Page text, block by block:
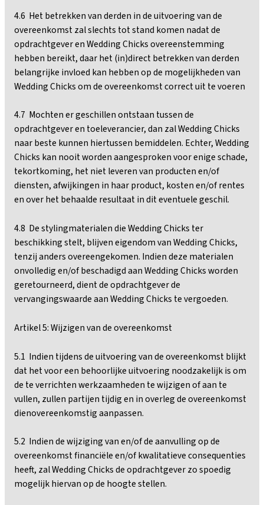
4.6 Het betrekken van derden in de uitvoering van de
overeenkomst zal slechts tot stand komen nadat de
opdrachtgever en Wedding Chicks overeenstemming
hebben bereikt, daar het (in)direct betrekken van derden
belangrijke invloed kan hebben op de mogelijkheden van
Wedding Chicks om de overeenkomst correct uit te voeren
4.7 Mochten er geschillen ontstaan tussen de
opdrachtgever en toeleverancier, dan zal Wedding Chicks
naar beste kunnen hiertussen bemiddelen. Echter, Wedding
Chicks kan nooit worden aangesproken voor enige schade,
tekortkoming, het niet leveren van producten en/of
diensten, afwijkingen in haar product, kosten en/of rentes
en over het behaalde resultaat in dit eventuele geschil.
4.8 De stylingmaterialen die Wedding Chicks ter
beschikking stelt, blijven eigendom van Wedding Chicks,
tenzij anders overeengekomen. Indien deze materialen
onvolledig en/of beschadigd aan Wedding Chicks worden
geretourneerd, dient de opdrachtgever de
vervangingswaarde aan Wedding Chicks te vergoeden.
Artikel 5: Wijzigen van de overeenkomst
5.1 Indien tijdens de uitvoering van de overeenkomst blijkt
dat het voor een behoorlijke uitvoering noodzakelijk is om
de te verrichten werkzaamheden te wijzigen of aan te
vullen, zullen partijen tijdig en in overleg de overeenkomst
dienovereenkomstig aanpassen.
5.2 Indien de wijziging van en/of de aanvulling op de
overeenkomst financiële en/of kwalitatieve consequenties
heeft, zal Wedding Chicks de opdrachtgever zo spoedig
mogelijk hiervan op de hoogte stellen.